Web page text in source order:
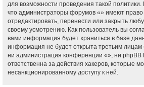
для возможности проведения такой
что администраторы форумов «» имеют право
отредактировать, перенести или закрыть
своему усмотрению. Как пользователь вы
вами информация будет храниться в базе
информация не будет открыта третьим
ни администрация конференции «», ни
ответственна за действия хакеров, которые
несанкционированному доступу к ней.